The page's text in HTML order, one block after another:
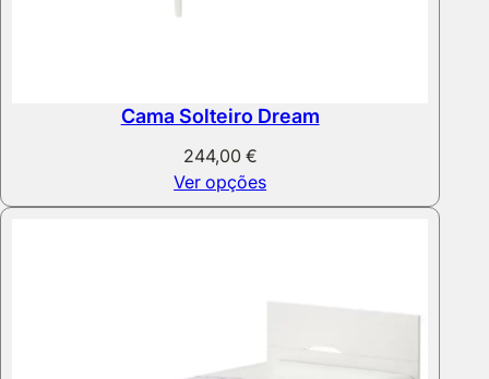
Cama Solteiro Dream
244,00 €
Ver opções